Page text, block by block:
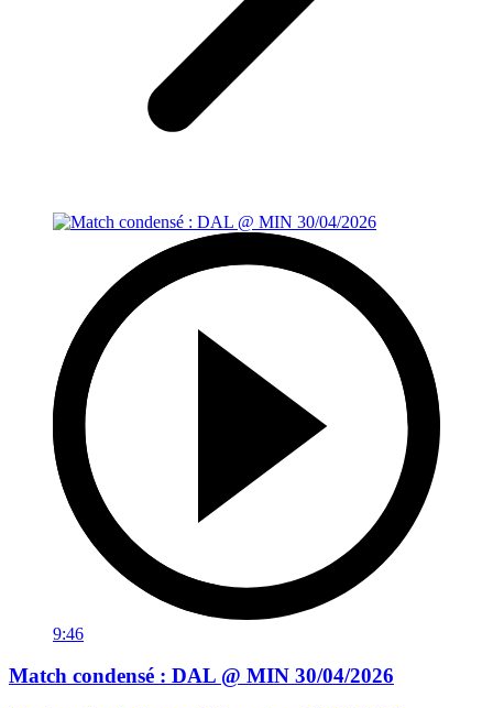
9:46
Match condensé : DAL @ MIN 30/04/2026